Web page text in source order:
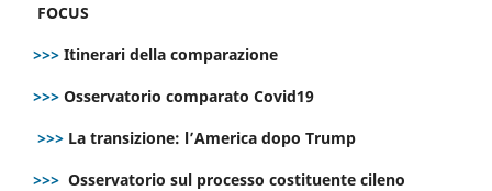
FOCUS
>>> Itinerari della comparazione
>>> Osservatorio comparato Covid19
>>> La transizione: l’America dopo Trump
>>> Osservatorio sul processo costituente cileno